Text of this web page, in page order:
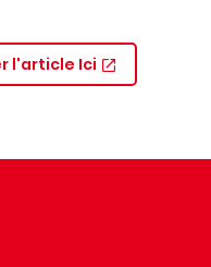
l'article Ici